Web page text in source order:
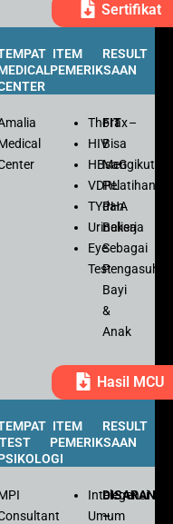
Sertifikat
ITEM
PEMERIKSAAN
RESULT
Thorax
HIV
HBsaG
VDRL
TYPHA
Urinalisa
Eye
Test
FIT–
Bisa
Mengikuti
Pelatihan
dan
Bekerja
Sebagai
Pengasuh
Bayi
&
Anak
Hasil MCU
TEST
ITEM
PEMERIKSAAN
RESULT
Intelegensi
Umum
–